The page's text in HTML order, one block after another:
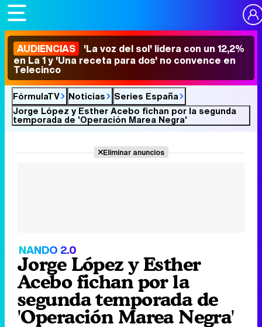
AUDIENCIAS 'La voz del sol' lidera con un 12,2%
en La 1 y 'Una receta para dos' no convence en
Telecinco
FórmulaTV Noticias
Series España
Jorge López y Esther Acebo fichan por la segunda
temporada de 'Operación Marea Negra'
Eliminar anuncios
NANDO 2.0
Jorge López y Esther
Acebo fichan por la
segunda temporada de
'Operación Marea Negra'